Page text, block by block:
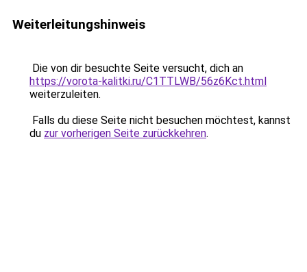
Weiterleitungshinweis
Die von dir besuchte Seite versucht, dich an
https://vorota-kalitki.ru/C1TTLWB/56z6Kct.html
weiterzuleiten.
Falls du diese Seite nicht besuchen möchtest, kannst
du zur vorherigen Seite zurückkehren.